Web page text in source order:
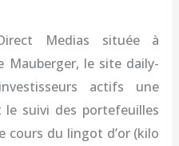
Medias située à
Mauberger, le site daily-
actifs une
le suivi des portefeuilles
cours du lingot d’or (kilo